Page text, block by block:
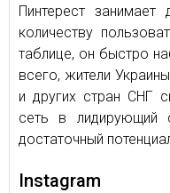
Пинтерест
количеству
таблице, он быстро
всего, жители
и других стран СНГ
сеть в лидирующий
достаточный
Instagram